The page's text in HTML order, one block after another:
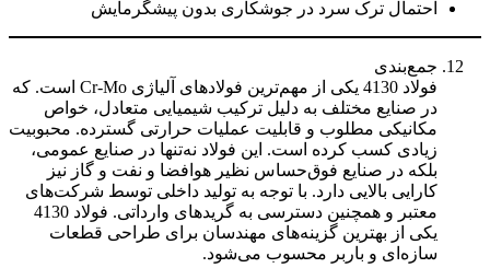
احتمال ترک سرد در جوشکاری بدون پیشگرمایش
جمع‌بندی
فولاد 4130 یکی از مهم‌ترین فولادهای آلیاژی Cr-Mo است. که
در صنایع مختلف به دلیل ترکیب شیمیایی متعادل، خواص
مکانیکی مطلوب و قابلیت عملیات حرارتی گسترده. محبوبیت
زیادی کسب کرده است. این فولاد نه‌تنها در صنایع عمومی،
بلکه در صنایع فوق‌حساس نظیر هوافضا و نفت و گاز نیز
کارایی بالایی دارد. با توجه به تولید داخلی توسط شرکت‌های
معتبر و همچنین دسترسی به گریدهای وارداتی. فولاد 4130
یکی از بهترین گزینه‌های مهندسان برای طراحی قطعات
سازه‌ای و باربر محسوب می‌شود.